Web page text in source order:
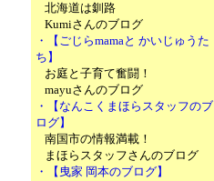
北海道は釧路
Kumiさんのブログ
・【ごじらmamaと かいじゅうた
ち】
お庭と子育て奮闘！
mayuさんのブログ
・【なんこくまほらスタッフのブ
ログ】
南国市の情報満載！
まほらスタッフさんのブログ
・【曳家 岡本のブログ】